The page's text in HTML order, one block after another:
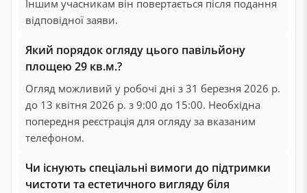
Іншим учасникам він повертається після подання
відповідної заяви.
Який порядок огляду цього павільйону
площею 29 кв.м.?
Огляд можливий у робочі дні з 31 березня 2026 р.
до 13 квітня 2026 р. з 9:00 до 15:00. Необхідна
попередня реєстрація для огляду за вказаним
телефоном.
Чи існують спеціальні вимоги до підтримки
чистоти та естетичного вигляду біля